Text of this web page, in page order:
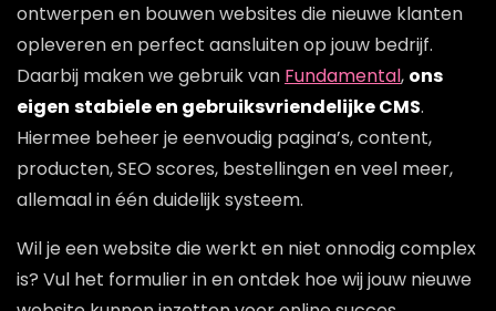
ontwerpen en bouwen websites die nieuwe klanten
opleveren en perfect aansluiten op jouw bedrijf.
Daarbij maken we gebruik van Fundamental, ons
eigen stabiele en gebruiksvriendelijke CMS.
Hiermee beheer je eenvoudig pagina’s, content,
producten, SEO scores, bestellingen en veel meer,
allemaal in één duidelijk systeem.
Wil je een website die werkt en niet onnodig complex
is? Vul het formulier in en ontdek hoe wij jouw nieuwe